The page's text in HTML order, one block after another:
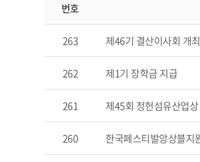
번호
263 제46기 결산이사회 개최
262 제1기 장학금 지급
261 제45회 정헌섬유산업
260 한국페스티발앙상블지